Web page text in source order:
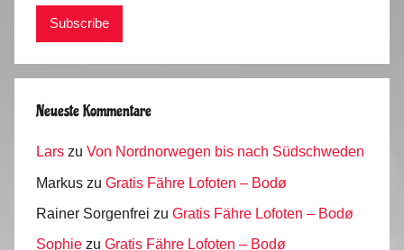
Neueste Kommentare
Lars zu Von Nordnorwegen bis nach Südschweden
Markus zu Gratis Fähre Lofoten – Bodø
Rainer Sorgenfrei zu Gratis Fähre Lofoten – Bodø
Sophie zu Gratis Fähre Lofoten – Bodø